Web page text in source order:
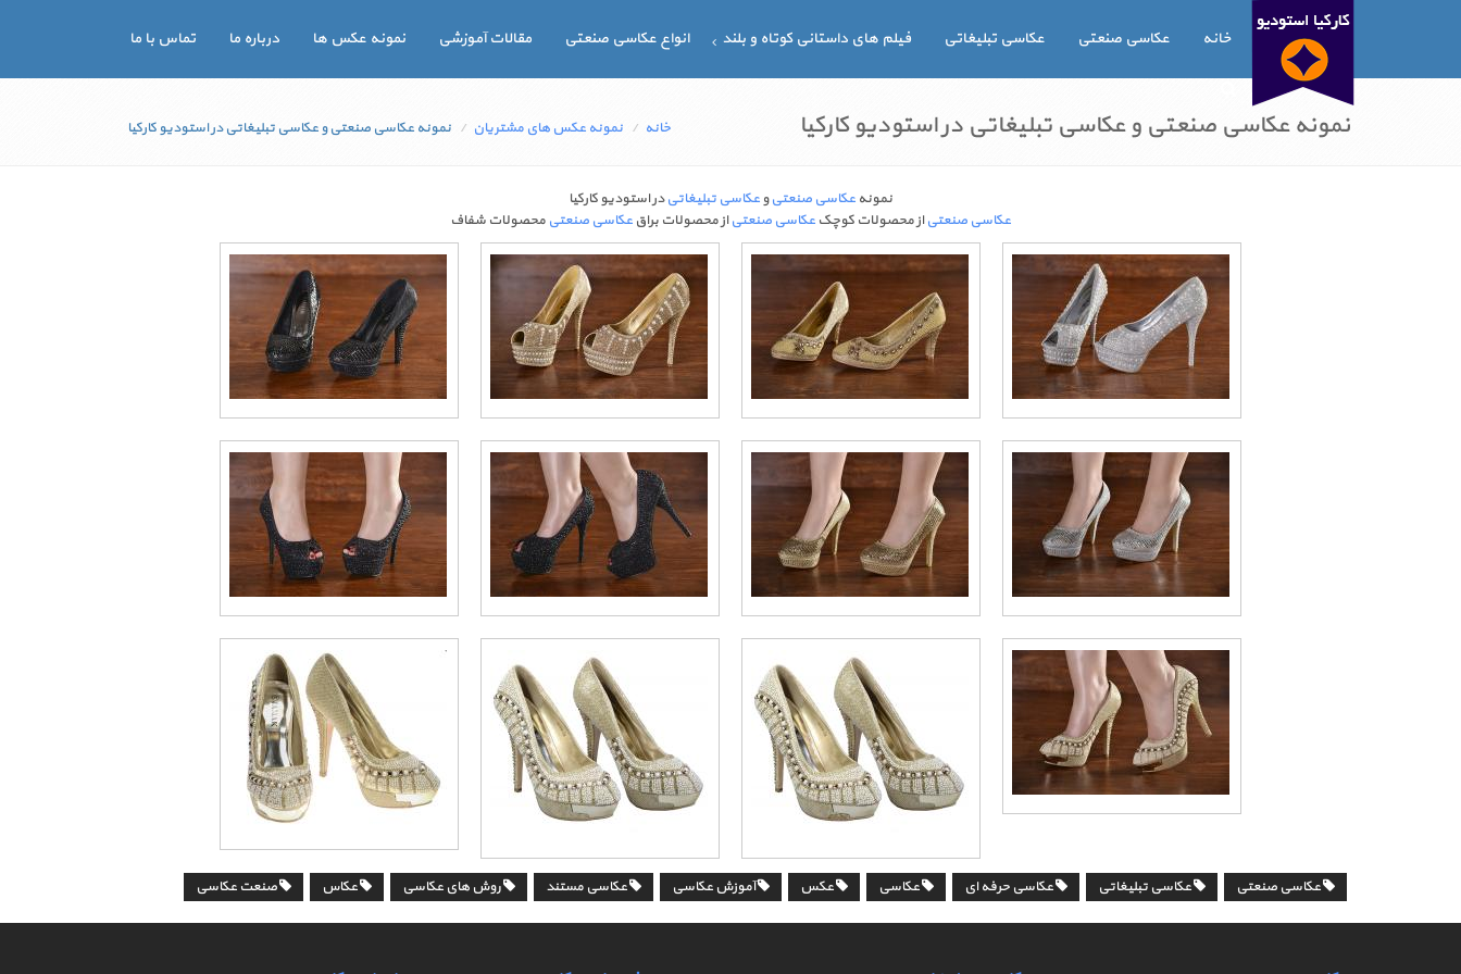
خانه عکاسی صنعتی عکاسی تبلیغاتی فیلم های داستانی کوتاه و بلند انواع عکاسی صنعتی مقالات آموزشی نمونه عکس ها درباره ما تماس با ما
نمونه عکاسی صنعتی و عکاسی تبلیغاتی در استودیو کارکیا خانه نمونه عکس های مشتریان نمونه عکاسی صنعتی و عکاسی تبلیغاتی در استودیو کارکیا
نمونه عکاسی صنعتیوعکاسی تبلیغاتیدر استودیو کارکیا
عکاسی صنعتیاز محصولات کوچک عکاسی صنعتیاز محصولات براق عکاسی صنعتی محصولات شفاف
عکاسی صنعتی عکاسی تبلیغاتی عکاسی حرفه ای عکاسی عکس آموزش عکاسی عکاسی مستند روش های عکاسی عکاس صنعت عکاسی